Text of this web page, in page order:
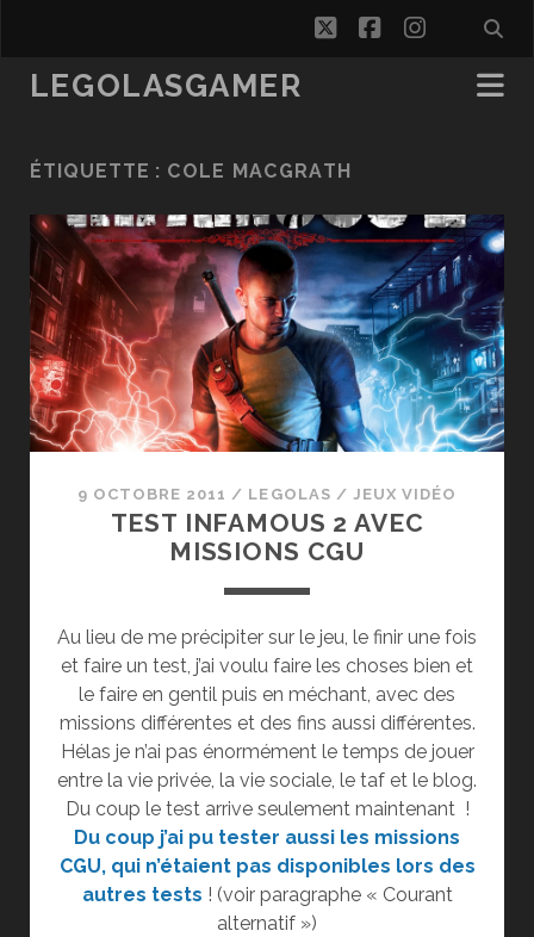
twitterfacebook
LEGOLASGAMER
ÉTIQUETTE : COLE MACGRATH
9 OCTOBRE 2011 / LEGOLAS / JEUX VIDÉO
TEST INFAMOUS 2 AVEC
MISSIONS CGU
Au lieu de me précipiter sur le jeu, le finir une fois
et faire un test, j’ai voulu faire les choses bien et
le faire en gentil puis en méchant, avec des
missions différentes et des fins aussi différentes.
Hélas je n’ai pas énormément le temps de jouer
entre la vie privée, la vie sociale, le taf et le blog.
Du coup le test arrive seulement maintenant !
Du coup j’ai pu tester aussi les missions
CGU, qui n’étaient pas disponibles lors des
autres tests ! (voir paragraphe « Courant
alternatif »)